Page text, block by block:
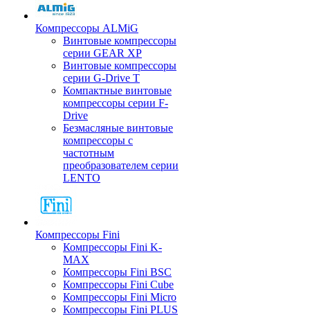
Компрессоры ALMiG
Винтовые компрессоры
серии GEAR XP
Винтовые компрессоры
серии G-Drive T
Компактные винтовые
компрессоры серии F-
Drive
Безмасляные винтовые
компрессоры с
частотным
преобразователем серии
LENTO
Компрессоры Fini
Компрессоры Fini K-
MAX
Компрессоры Fini BSC
Компрессоры Fini Cube
Компрессоры Fini Micro
Компрессоры Fini PLUS